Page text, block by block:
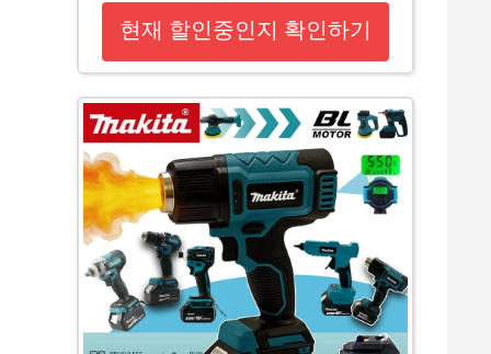
현재 할인중인지 확인하기